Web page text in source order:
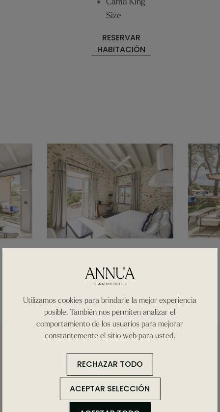
Cama King
Size
RESERVAR
HABITACIÓN
Utilizamos cookies para brindarle la mejor experiencia
posible. También nos permiten analizar el
comportamiento de los usuarios para mejorar
constantemente el sitio web para usted.
RECHAZAR TODO
ACEPTAR SELECCIÓN